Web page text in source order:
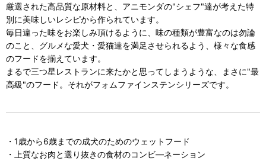
厳選された高品質な原材料と、アニモンダの"シェフ"達が考えた特
別に美味しいレシピから作られています。
毎日違った味をお楽しみ頂けるように、味の種類が豊富なのは勿論
のこと、グルメな愛犬・愛猫達を満足させられるよう、様々な食感
のフードを揃えています。
まるで三つ星レストランに来たかと思ってしまうような、まさに"最
高級"のフード。それがフォムファインステンシリーズです。
・1歳から6歳までの成犬のためのウェットフード
・上質なお肉と選り抜きの食材のコンビ―ネーション